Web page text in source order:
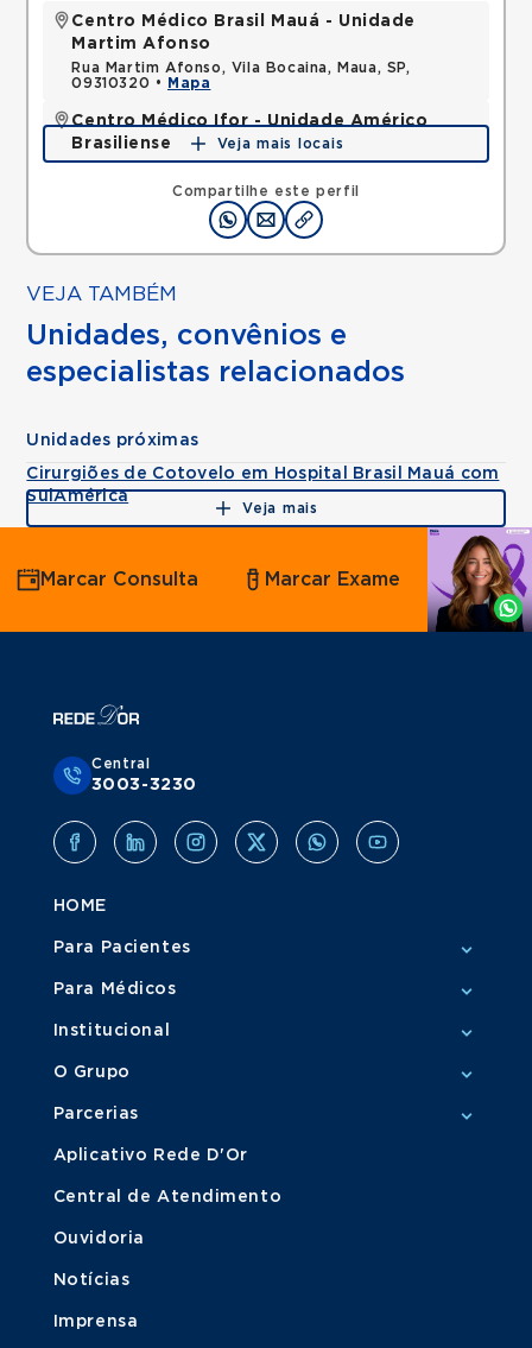
Compartilhe este perfil
Centro Médico Brasil Mauá - Unidade
Martim Afonso
Rua Martim Afonso, Vila Bocaina, Maua, SP,
09310320 •
Mapa
Centro Médico Ifor - Unidade Américo
Brasiliense
Rua Americo Brasiliense, Centro, Sao Bernardo do
Campo, SP, 09715021 •
Mapa
Veja mais locais
VEJA TAMBÉM
Unidades, convênios e
especialistas relacionados
Unidades próximas
Cirurgiões de Cotovelo em Hospital Brasil Mauá com
SulAmérica
Veja mais
Agende
por
Whatsapp
Marcar Consulta Marcar Exame
Central
3003-3230
HOME
Para Pacientes
Para Médicos
Institucional
O Grupo
Parcerias
Aplicativo Rede D'Or
Central de Atendimento
Ouvidoria
Notícias
Imprensa